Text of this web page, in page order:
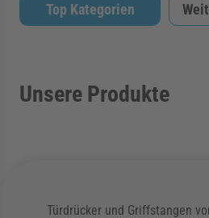
Top Kategorien
Unsere Produkte
Türdrücker und Griffstangen